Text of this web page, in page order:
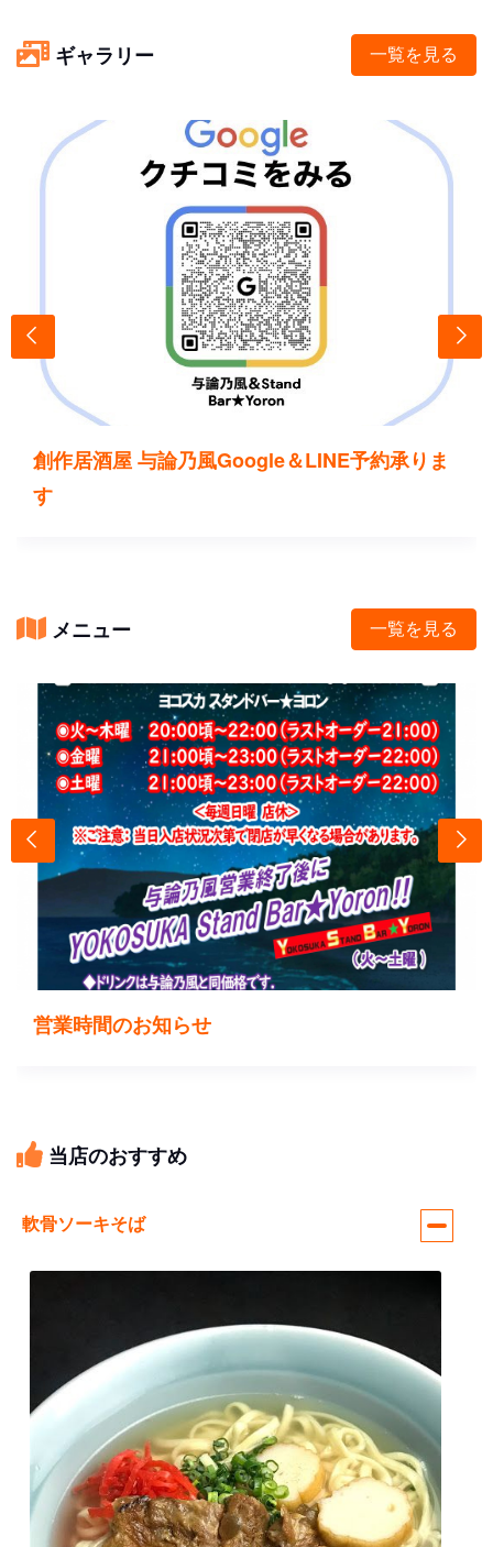
ギャラリー 一覧を見る
創作居酒屋 与論乃風Google＆LINE予約承りま
す
メニュー 一覧を見る
営業時間のお知らせ
当店のおすすめ
軟骨ソーキそば